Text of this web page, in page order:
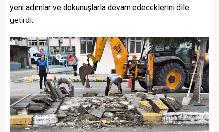
yeni adımlar ve dokunuşlarla devam edeceklerini dile
getirdi.